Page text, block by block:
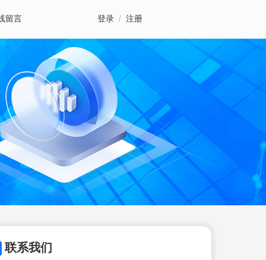
留言 登录 / 注册
联系我们